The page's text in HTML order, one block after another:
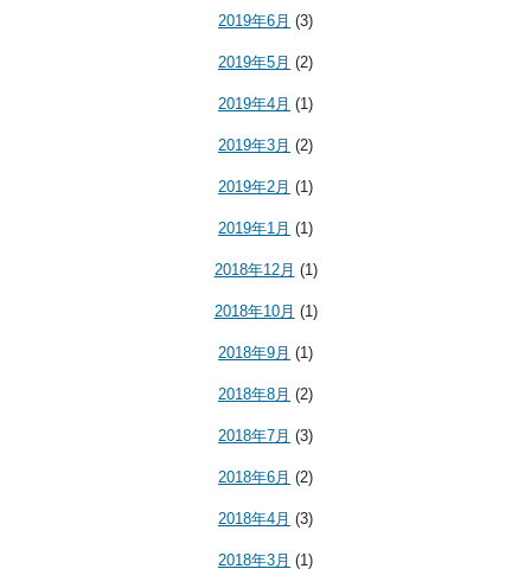
2019年6月 (3)
2019年5月 (2)
2019年4月 (1)
2019年3月 (2)
2019年2月 (1)
2019年1月 (1)
2018年12月 (1)
2018年10月 (1)
2018年9月 (1)
2018年8月 (2)
2018年7月 (3)
2018年6月 (2)
2018年4月 (3)
2018年3月 (1)